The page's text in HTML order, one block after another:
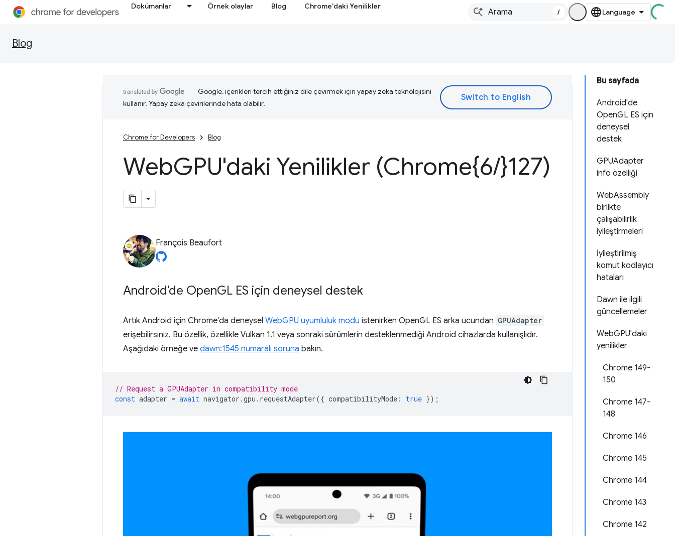
Dokümanlar Örnek olaylar Blog Chrome'daki Yenilikler
/
Blog
Bu sayfada
Android'de
OpenGL ES için
deneysel
destek
GPUAdapter
info özelliği
WebAssembly
birlikte
çalışabilirlik
iyileştirmeleri
İyileştirilmiş
komut kodlayıcı
hataları
Dawn ile ilgili
güncellemeler
WebGPU'daki
yenilikler
Chrome 149-
150
Chrome 147-
148
Chrome 146
Chrome 145
Chrome 144
Chrome 143
Chrome 142
Google, içerikleri tercih ettiğiniz dile çevirmek için yapay zeka teknolojisini
kullanır. Yapay zeka çevirilerinde hata olabilir.
Chrome for Developers Blog
WebGPU'daki Yenilikler (Chrome{6/}127)
François Beaufort
Android'de OpenGL ES için deneysel destek
Artık Android için Chrome'da deneysel WebGPU uyumluluk modu istenirken OpenGL ES arka ucundan GPUAdapter
erişebilirsiniz. Bu özellik, özellikle Vulkan 1.1 veya sonraki sürümlerin desteklenmediği Android cihazlarda kullanışlıdır.
Aşağıdaki örneğe ve dawn:1545 numaralı soruna bakın.
// Request a GPUAdapter in compatibility mode
const adapter = await navigator .gpu . requestAdapter({ compatibilityMode : true });